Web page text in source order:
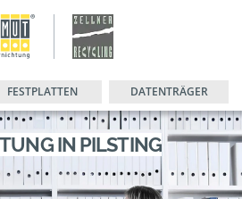
FESTPLATTEN DATENTRÄGER
IN PILSTING